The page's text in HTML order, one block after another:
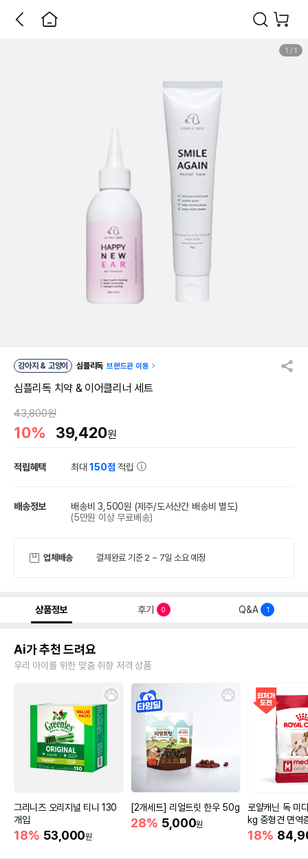
1 / 1
강아지 & 고양이 심플리독 브랜드관 이동
심플리독 치약 & 이어클리너 세트
43,800원
10% 39,420원
적립혜택 최대150점 적립
배송정보 배송비 3,500원 (제주/도서산간 배송비 별도)
(5만원 이상 무료배송)
업체배송 결제완료 기준 2 ~ 7일 소요 예정
상품정보 후기 0 Q&A 1
Ai가 추천 드려요
우리 아이를 위한 맞춤 취향 저격 상품
그리니즈 오리지널 티니 130
개입
18% 53,000원
[2개세트] 리얼트릿 한우 50g
28% 5,000원
로얄캐닌 독 미
kg 중형견 면역
18%